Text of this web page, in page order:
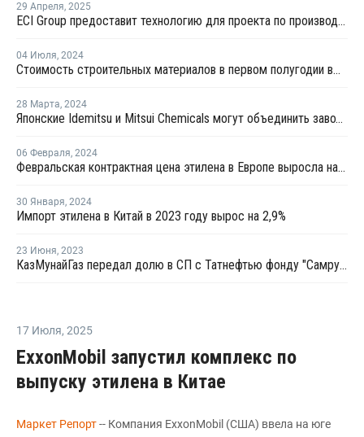
29 Апреля, 2025
ECI Group предоставит технологию для проекта по производству сополимеров в Китае
04 Июля, 2024
Стоимость строительных материалов в первом полугодии выросла в РФ в среднем на 10-21%
28 Марта, 2024
Японские Idemitsu и Mitsui Chemicals могут объединить заводы по производству этилена в Тибе
06 Февраля, 2024
Февральская контрактная цена этилена в Европе выросла на EUR5 за тонну
30 Января, 2024
Импорт этилена в Китай в 2023 году вырос на 2,9%
23 Июня, 2023
КазМунайГаз передал долю в СП с Татнефтью фонду "Самрук-Казына"
17 Июля, 2025
ExxonMobil запустил комплекс по
выпуску этилена в Китае
Маркет Репорт-- Компания ExxonMobil (США) ввела на юге